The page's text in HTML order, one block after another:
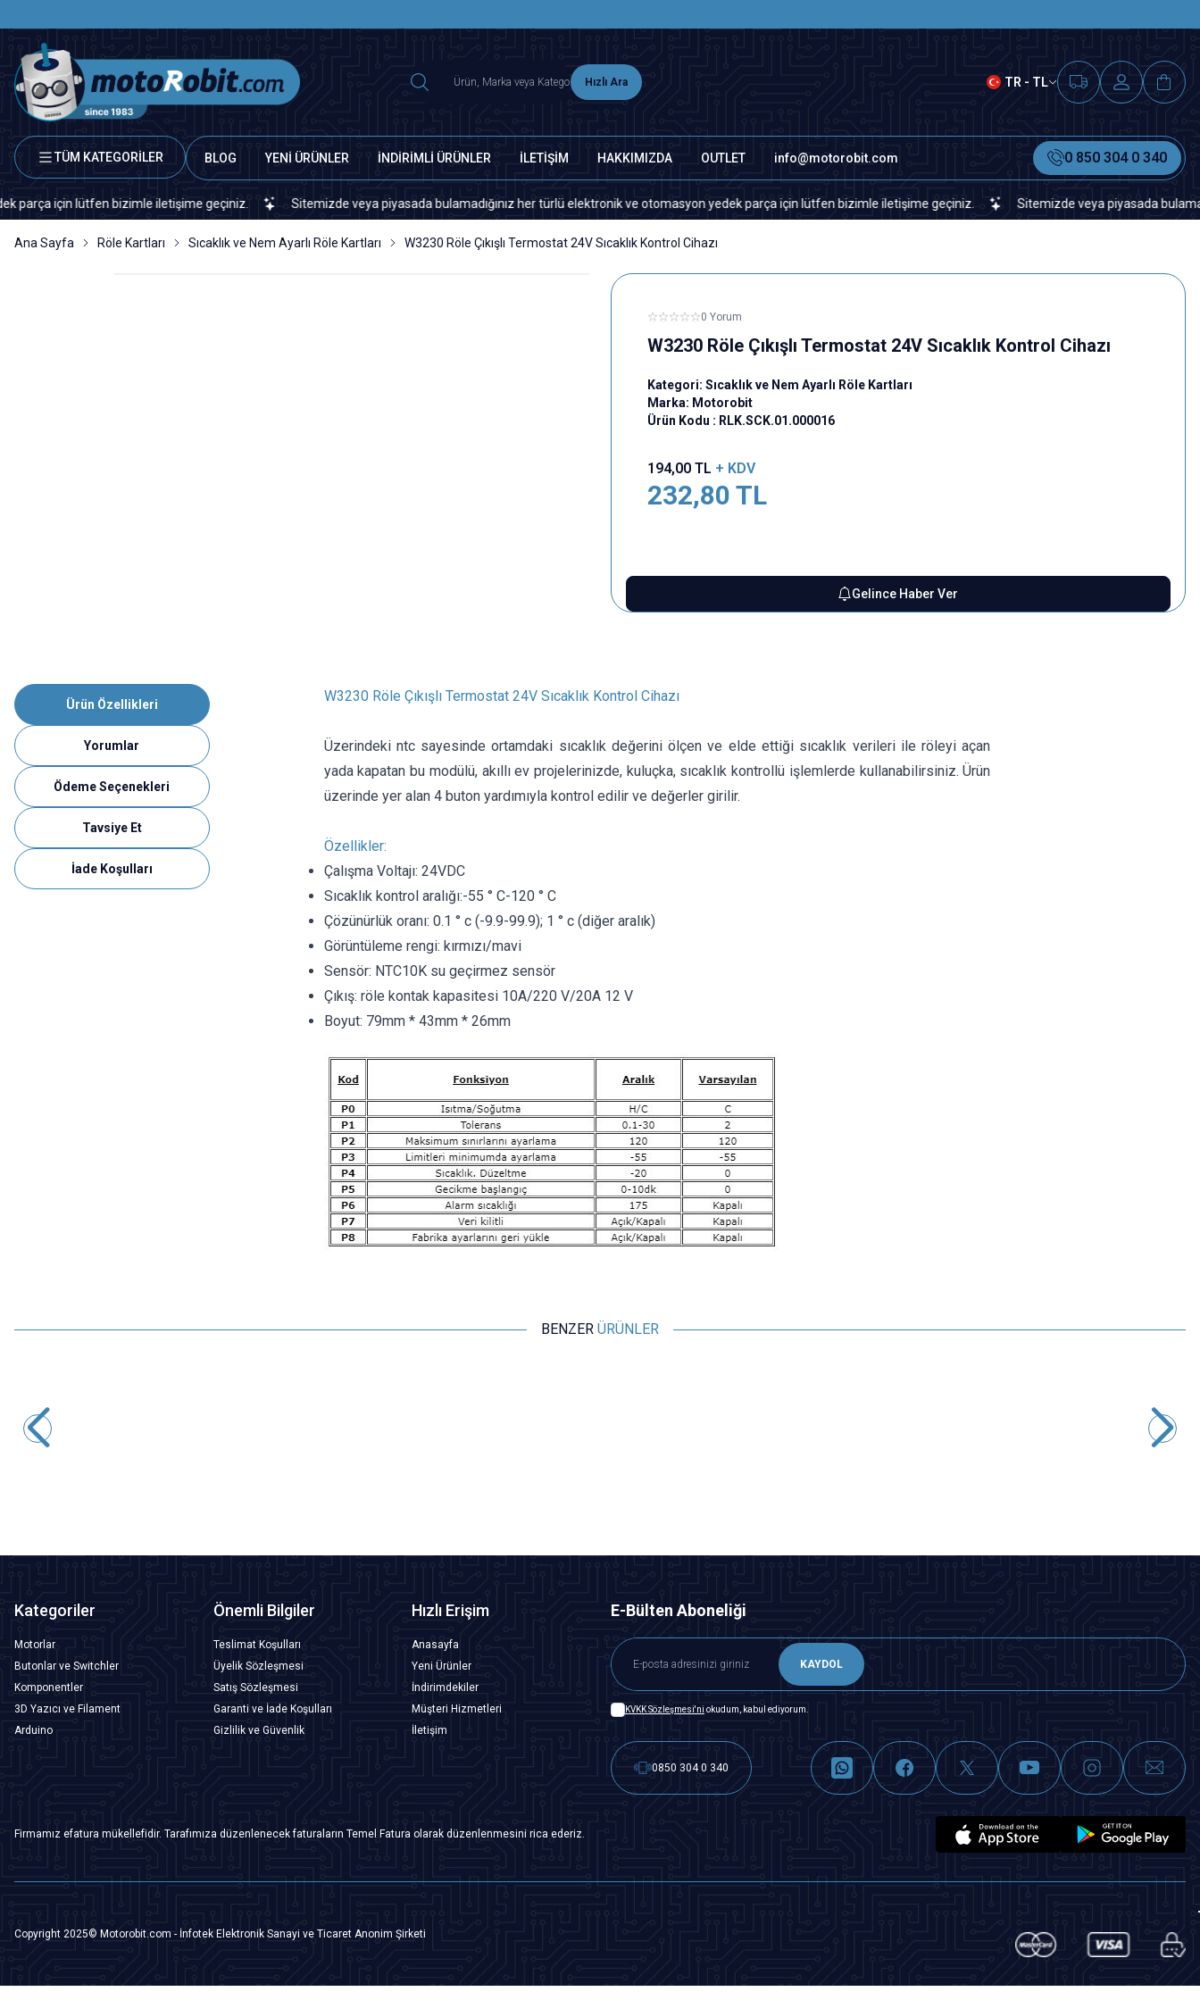
Hızlı Ara TR - TL
TÜM KATEGORİLER BLOG YENİ ÜRÜNLER İNDİRİMLİ ÜRÜNLER İLETİŞİM HAKKIMIZDA OUTLET info@motorobit.com 0 850 304 0 340
için lütfen bizimle iletişime geçiniz. Sitemizde veya piyasada bulamadığınız her türlü elektronik ve otomasyon yedek parça için lütfen bizimle iletişime geçiniz. Sitemizde veya piyasada
Ana Sayfa Röle Kartları Sıcaklık ve Nem Ayarlı Röle Kartları W3230 Röle Çıkışlı Termostat 24V Sıcaklık Kontrol Cihazı
0 Yorum
W3230 Röle Çıkışlı Termostat 24V Sıcaklık Kontrol Cihazı
Kategori: Sıcaklık ve Nem Ayarlı Röle Kartları
Marka: Motorobit
Ürün Kodu : RLK.SCK.01.000016
194,00TL + KDV
232,80 TL
Gelince Haber Ver
Ürün Özellikleri
Yorumlar
Ödeme Seçenekleri
Tavsiye Et
İade Koşulları
W3230 Röle Çıkışlı Termostat 24V Sıcaklık Kontrol Cihazı
Üzerindeki ntc sayesinde ortamdaki sıcaklık değerini ölçen ve elde ettiği sıcaklık verileri ile röleyi açan
yada kapatan bu modülü, akıllı ev projelerinizde, kuluçka, sıcaklık kontrollü işlemlerde kullanabilirsiniz. Ürün
üzerinde yer alan 4 buton yardımıyla kontrol edilir ve değerler girilir.
Özellikler:
Çalışma Voltajı: 24VDC
Sıcaklık kontrol aralığı:-55 ° C-120 ° C
Çözünürlük oranı: 0.1 ° c (-9.9-99.9); 1 ° c (diğer aralık)
Görüntüleme rengi: kırmızı/mavi
Sensör: NTC10K su geçirmez sensör
Çıkış: röle kontak kapasitesi 10A/220 V/20A 12 V
Boyut: 79mm * 43mm * 26mm
BENZER ÜRÜNLER
Kategoriler
Motorlar
Butonlar ve Switchler
Komponentler
3D Yazıcı ve Filament
Arduino
Önemli Bilgiler
Teslimat Koşulları
Üyelik Sözleşmesi
Satış Sözleşmesi
Garanti ve İade Koşulları
Gizlilik ve Güvenlik
Hızlı Erişim
Anasayfa
Yeni Ürünler
İndirimdekiler
Müşteri Hizmetleri
İletişim
E-Bülten Aboneliği
KAYDOL
KVKK Sözleşmesi'ni okudum, kabul ediyorum.
0850 304 0 340
Firmamız efatura mükellefidir. Tarafımıza düzenlenecek faturaların Temel Fatura olarak düzenlenmesini rica ederiz.
Copyright 2025© Motorobit.com - İnfotek Elektronik Sanayi ve Ticaret Anonim Şirketi